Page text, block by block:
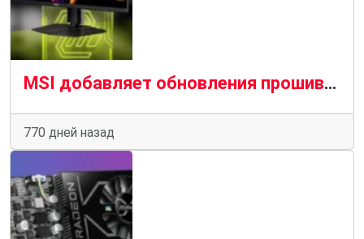
MSI добавляет обновления прошивки для MAG QD-OLED, но есть одна загвоздка
770 дней назад